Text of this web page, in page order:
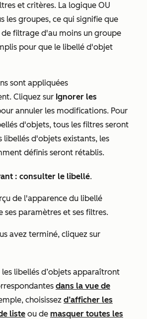
et critères. La logique OU
les groupes, ce qui signifie que
filtrage d'au moins un groupe
pour que le libellé d'objet
sont appliquées
Cliquez sur Ignorer les
annuler les modifications. Pour
d'objets, tous les filtres seront
libellés d'objets existants, les
définis seront rétablis.
: consulter le libellé.
de l'apparence du libellé
ses paramètres et ses filtres.
avez terminé, cliquez sur
les libellés d’objets apparaîtront
dans la vue de
choisissez d’afficher les
liste ou de masquer toutes les